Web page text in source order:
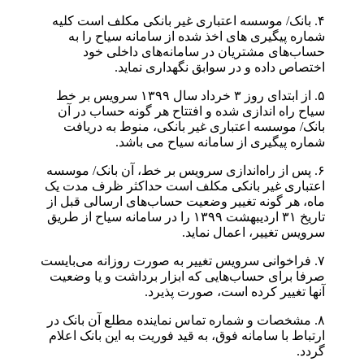
۴. بانک/ موسسه اعتباری غیر بانکی مکلف است کلیه
شماره پیگیری های اخذ شده از سامانه سیاح را به
حساب‌های مشتریان در سامانه‌های داخلی خود
اختصاص داده و در سوابق نگهداری نماید.
۵. از ابتدای روز ۳ خرداد سال ۱۳۹۹ سرویس بر خط
سیاح راه اندازی شده و افتتاح هر گونه حساب در آن
بانک/ موسسه اعتباری غیر بانکی، منوط به دریافت
شماره پیگیری از سامانه سیاح می باشد.
۶. پس از راه‌اندازی سرویس بر خط، آن بانک/ موسسه
اعتباری غیر بانکی مکلف است حداکثر ظرف مدت یک
ماه، هر گونه تغییر وضعیت حساب‌های ارسالی قبل از
تاریخ ۳۱ اردیبهشت ۱۳۹۹ را در سامانه سیاح از طریق
سرویس تغییر، اعمال نماید.
۷. فراخوانی سرویس تغییر به صورت روزانه می‌بایست
صرفا برای حساب‌هایی که ابزار برداشت و یا وضعیت
آنها تغییر کرده است، صورت پذیرد.
۸. مشخصات و شماره تماس نماینده مطلع آن بانک در
ارتباط با سامانه فوق، به قید فوریت به این بانک اعلام
گردد.